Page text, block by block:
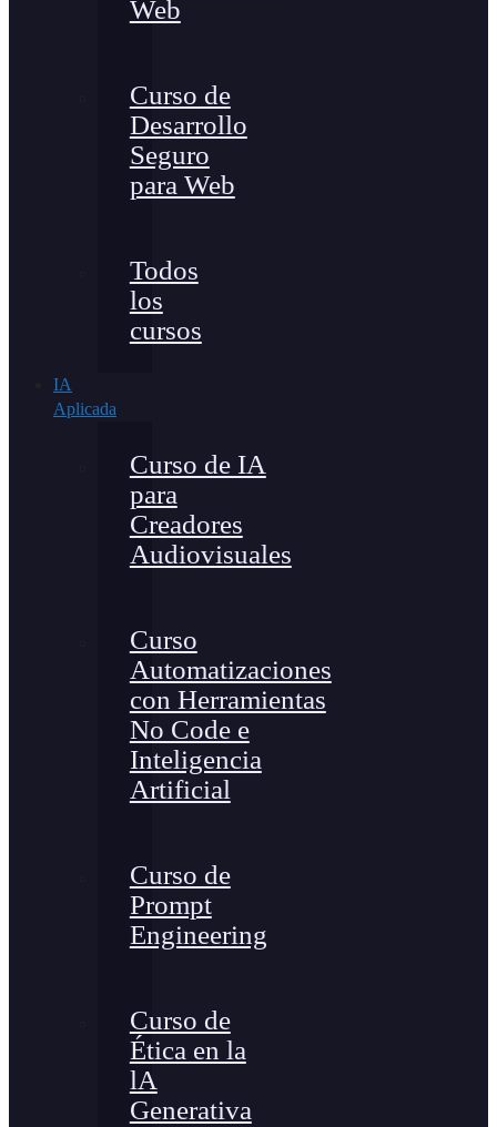
Web
Curso de
Desarrollo
Seguro
para Web
Todos
los
cursos
IA
Aplicada
Curso de IA
para
Creadores
Audiovisuales
Curso
Automatizaciones
con Herramientas
No Code e
Inteligencia
Artificial
Curso de
Prompt
Engineering
Curso de
Ética en la
lA
Generativa